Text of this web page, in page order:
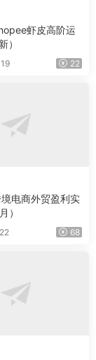
虾皮高阶运
）
22
电商外贸盈利实
）
68